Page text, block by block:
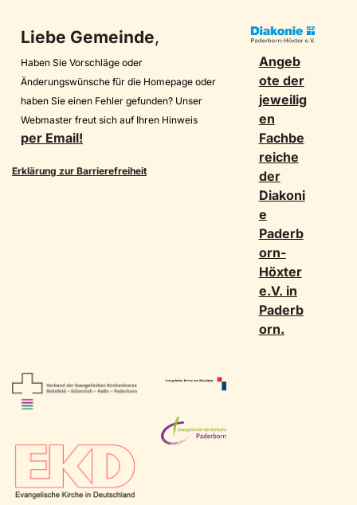
Liebe Gemeinde,
Haben Sie Vorschläge oder
Änderungswünsche für die Homepage oder
haben Sie einen Fehler gefunden? Unser
Webmaster freut sich auf Ihren Hinweis
per Email!
Erklärung zur Barrierefreiheit
Angeb
ote der
jeweilig
en
Fachbe
reiche
der
Diakoni
e
Paderb
orn-
Höxter
e.V. in
Paderb
orn.